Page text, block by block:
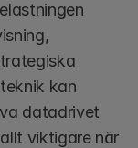
kan
datadrivet
viktigare när